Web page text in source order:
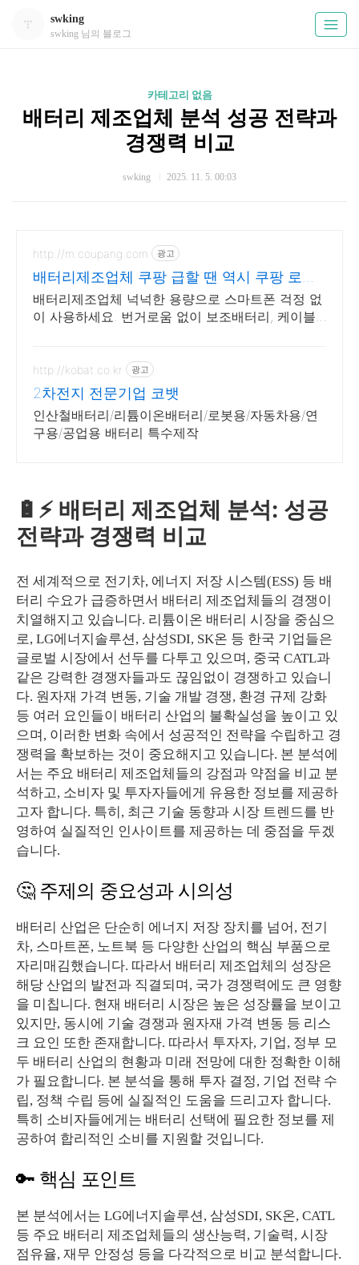
swking
swking 님의 블로그
카테고리 없음
배터리 제조업체 분석 성공 전략과
경쟁력 비교
swking 2025. 11. 5. 00:03
http://m.coupang.com 광고
배터리제조업체 쿠팡 급할 땐 역시 쿠팡 로켓
배송
배터리제조업체 넉넉한 용량으로 스마트폰 걱정 없
이 사용하세요. 번거로움 없이 보조배터리, 케이블
http://kobat.co.kr 광고
2차전지 전문기업 코뱃
인산철배터리/리튬이온배터리/로봇용/자동차용/연
구용/공업용 배터리 특수제작
🔋⚡️ 배터리 제조업체 분석: 성공
전략과 경쟁력 비교
전 세계적으로 전기차, 에너지 저장 시스템(ESS) 등 배
터리 수요가 급증하면서 배터리 제조업체들의 경쟁이
치열해지고 있습니다. 리튬이온 배터리 시장을 중심으
로, LG에너지솔루션, 삼성SDI, SK온 등 한국 기업들은
글로벌 시장에서 선두를 다투고 있으며, 중국 CATL과
같은 강력한 경쟁자들과도 끊임없이 경쟁하고 있습니
다. 원자재 가격 변동, 기술 개발 경쟁, 환경 규제 강화
등 여러 요인들이 배터리 산업의 불확실성을 높이고 있
으며, 이러한 변화 속에서 성공적인 전략을 수립하고 경
쟁력을 확보하는 것이 중요해지고 있습니다. 본 분석에
서는 주요 배터리 제조업체들의 강점과 약점을 비교 분
석하고, 소비자 및 투자자들에게 유용한 정보를 제공하
고자 합니다. 특히, 최근 기술 동향과 시장 트렌드를 반
영하여 실질적인 인사이트를 제공하는 데 중점을 두겠
습니다.
🤔 주제의 중요성과 시의성
배터리 산업은 단순히 에너지 저장 장치를 넘어, 전기
차, 스마트폰, 노트북 등 다양한 산업의 핵심 부품으로
자리매김했습니다. 따라서 배터리 제조업체의 성장은
해당 산업의 발전과 직결되며, 국가 경쟁력에도 큰 영향
을 미칩니다. 현재 배터리 시장은 높은 성장률을 보이고
있지만, 동시에 기술 경쟁과 원자재 가격 변동 등 리스
크 요인 또한 존재합니다. 따라서 투자자, 기업, 정부 모
두 배터리 산업의 현황과 미래 전망에 대한 정확한 이해
가 필요합니다. 본 분석을 통해 투자 결정, 기업 전략 수
립, 정책 수립 등에 실질적인 도움을 드리고자 합니다.
특히 소비자들에게는 배터리 선택에 필요한 정보를 제
공하여 합리적인 소비를 지원할 것입니다.
🔑 핵심 포인트
본 분석에서는 LG에너지솔루션, 삼성SDI, SK온, CATL
등 주요 배터리 제조업체들의 생산능력, 기술력, 시장
점유율, 재무 안정성 등을 다각적으로 비교 분석합니다.